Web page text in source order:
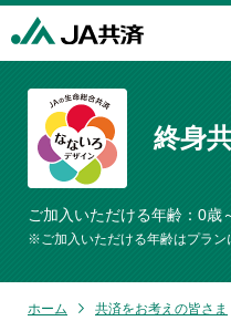
終身
ご加入いただける年齢：0歳
※ご加入いただける年齢はプラン
ホーム 共済をお考えの皆さま